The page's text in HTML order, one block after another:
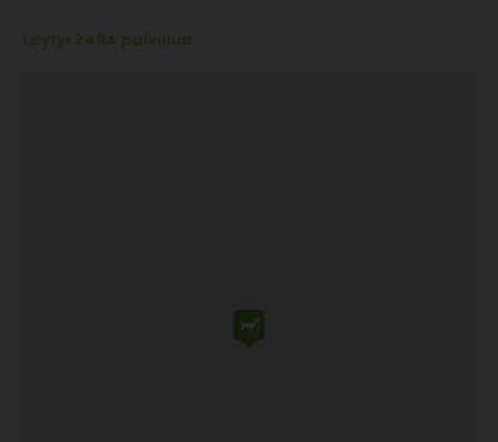
Löytyi 2494 palvelua